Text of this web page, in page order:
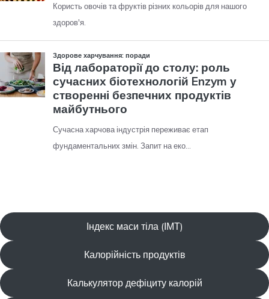
Індекс маси тіла (ІМТ)
Калорійність продуктів
Калькулятор дефіциту калорій